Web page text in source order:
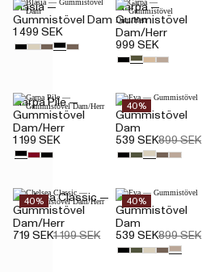
Blasia —
Gummistövel Dam
1 499 SEK
Garpa —
Gummistövel
Dam/Herr
999 SEK
Garpa Pile —
Gummistövel
Dam/Herr
1 199 SEK
40%
Eva —
Gummistövel
Dam
539 SEK899 SEK
40%
Chelsea Classic —
Gummistövel
Dam/Herr
719 SEK1 199 SEK
40%
Eva —
Gummistövel
Dam
539 SEK899 SEK